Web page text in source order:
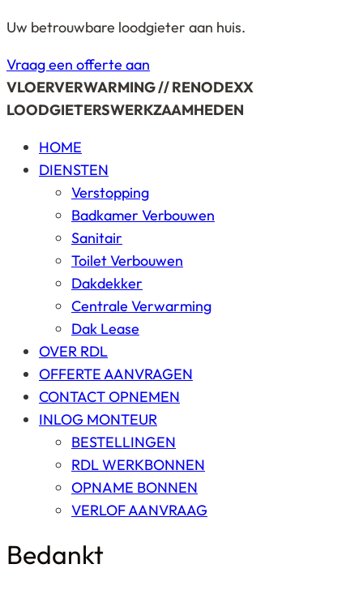
Uw betrouwbare loodgieter aan huis.
Vraag een offerte aan
VLOERVERWARMING // RENODEXX
LOODGIETERSWERKZAAMHEDEN
HOME
DIENSTEN
Verstopping
Badkamer Verbouwen
Sanitair
Toilet Verbouwen
Dakdekker
Centrale Verwarming
Dak Lease
OVER RDL
OFFERTE AANVRAGEN
CONTACT OPNEMEN
INLOG MONTEUR
BESTELLINGEN
RDL WERKBONNEN
OPNAME BONNEN
VERLOF AANVRAAG
Bedankt